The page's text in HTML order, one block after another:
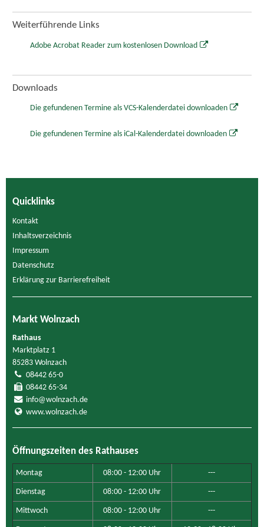
Weiterführende Links
Adobe Acrobat Reader zum kostenlosen Download
Downloads
Die gefundenen Termine als VCS-Kalenderdatei downloaden
Die gefundenen Termine als iCal-Kalenderdatei downloaden
Quicklinks
Kontakt
Inhaltsverzeichnis
Impressum
Datenschutz
Erklärung zur Barrierefreiheit
Markt Wolnzach
Rathaus
Marktplatz 1
85283 Wolnzach
08442 65-0
08442 65-34
info@wolnzach.de
www.wolnzach.de
Öffnungszeiten des Rathauses
Montag 08:00 - 12:00 Uhr ---
Dienstag 08:00 - 12:00 Uhr ---
Mittwoch 08:00 - 12:00 Uhr ---